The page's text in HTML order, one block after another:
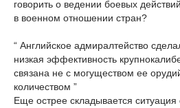
говорить о ведении боевых
в военном отношении стран?
“ Английское адмиралтейство
низкая эффективность
связана не с могуществом ее
количеством ”
Еще острее складывается